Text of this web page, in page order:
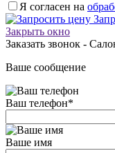
Я согласен на
Закрыть окно
Заказать звонок -
Ваше сообщение
Ваш телефон*
Ваше имя